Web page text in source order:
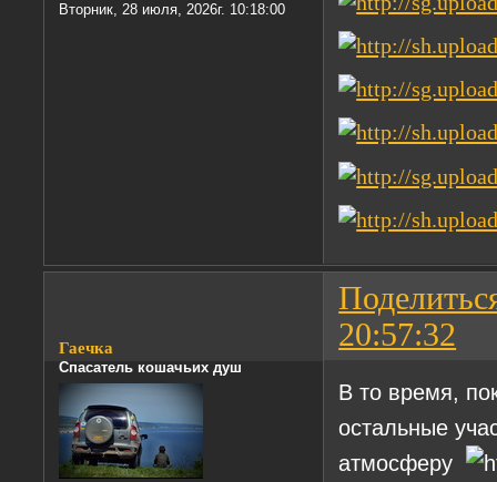
Вторник, 28 июля, 2026г. 10:18:00
20:57:32
Гаечка
Спасатель кошачьих душ
В то время,
остальные
атмосферу